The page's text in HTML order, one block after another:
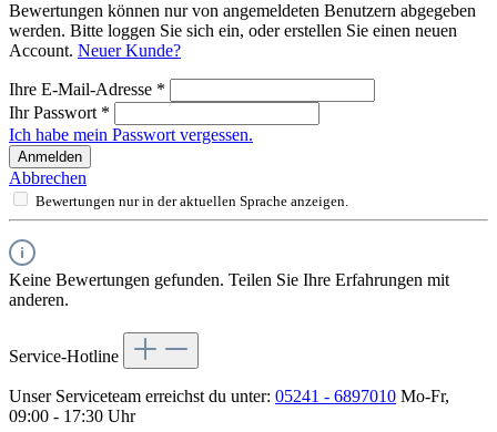
Bewertungen können nur von angemeldeten Benutzern abgegeben
werden. Bitte loggen Sie sich ein, oder erstellen Sie einen neuen
Account. Neuer Kunde?
Ihre E-Mail-Adresse *
Ihr Passwort *
Ich habe mein Passwort vergessen.
Anmelden
Abbrechen
Bewertungen nur in der aktuellen Sprache anzeigen.
Keine Bewertungen gefunden. Teilen Sie Ihre Erfahrungen mit
anderen.
Service-Hotline
Unser Serviceteam erreichst du unter: 05241 - 6897010 Mo-Fr,
09:00 - 17:30 Uhr